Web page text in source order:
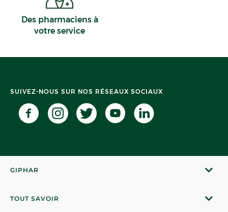
Des pharmaciens à
votre service
SUIVEZ-NOUS SUR NOS RÉSEAUX SOCIAUX
GIPHAR
TOUT SAVOIR